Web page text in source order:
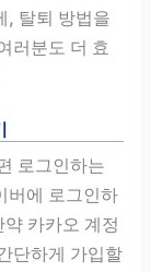
, 탈퇴 방법을
러분도 더 효
로그인하는
버에 로그인하
카카오 계정
단하게 가입할